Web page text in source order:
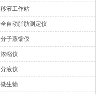
移液工作站
全自动脂肪测定仪
分子蒸馏仪
浓缩仪
分液仪
微生物